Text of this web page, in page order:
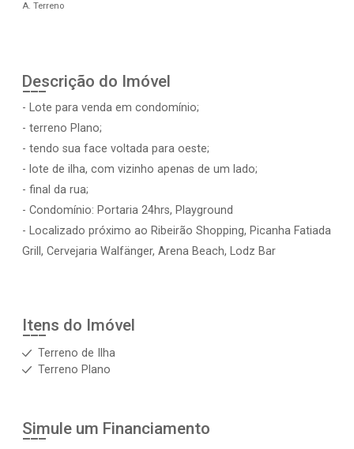
A. Terreno
Descrição do Imóvel
- Lote para venda em condomínio;
- terreno Plano;
- tendo sua face voltada para oeste;
- lote de ilha, com vizinho apenas de um lado;
- final da rua;
- Condomínio: Portaria 24hrs, Playground
- Localizado próximo ao Ribeirão Shopping, Picanha Fatiada
Grill, Cervejaria Walfänger, Arena Beach, Lodz Bar
Itens do Imóvel
Terreno de Ilha
Terreno Plano
Simule um Financiamento